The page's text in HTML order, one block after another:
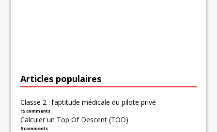
Articles populaires
Classe 2 : l’aptitude médicale du pilote privé
15 comments
Calculer un Top Of Descent (TOD)
5 comments